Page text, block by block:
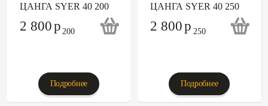
ЦАНГА SYER 40 200
2 800p
Подробнее
ЦАНГА SYER 40 250
2 800p
Подробнее